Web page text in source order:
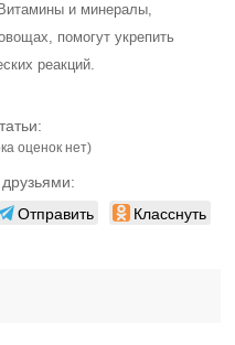
и минералы,
помогут укрепить
реакций.
оценок нет)
Отправить Класснуть